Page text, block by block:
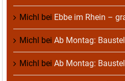
Michl bei Ebbe im Rhein –
Michl bei Ab Montag:
Michl bei Ab Montag: